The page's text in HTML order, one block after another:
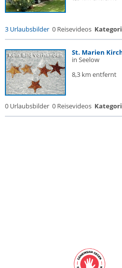
3 Urlaubsbilder 0 Reisevideos
St. Marien
in Seelow
8,3 km entfernt
0 Urlaubsbilder 0 Reisevideos